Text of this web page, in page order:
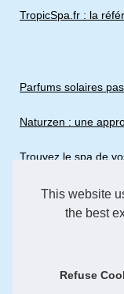
This website
the best
Refuse
TropicSpa.fr : la
Parfums solaires
Naturzen : une
Trouvez le spa de
École de surf à